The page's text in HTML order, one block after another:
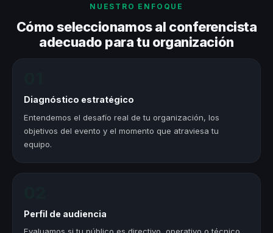
NUESTRO ENFOQUE
Cómo seleccionamos al conferencista
adecuado para tu organización
Diagnóstico estratégico
Entendemos el desafío real de tu organización, los
objetivos del evento y el momento que atraviesa tu
equipo.
Perfil de audiencia